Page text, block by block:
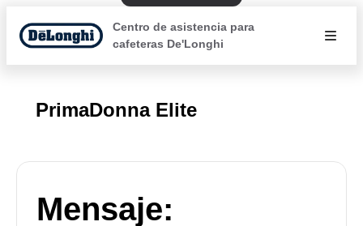
Centro de asistencia para
cafeteras De'Longhi
PrimaDonna Elite
Mensaje: